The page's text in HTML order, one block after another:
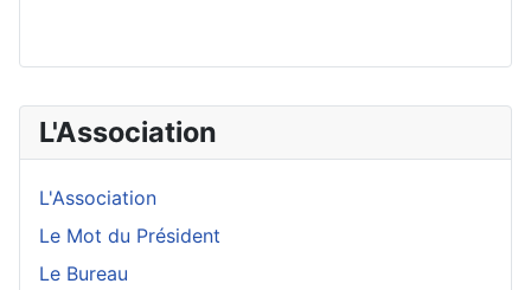
L'Association
L'Association
Le Mot du Président
Le Bureau